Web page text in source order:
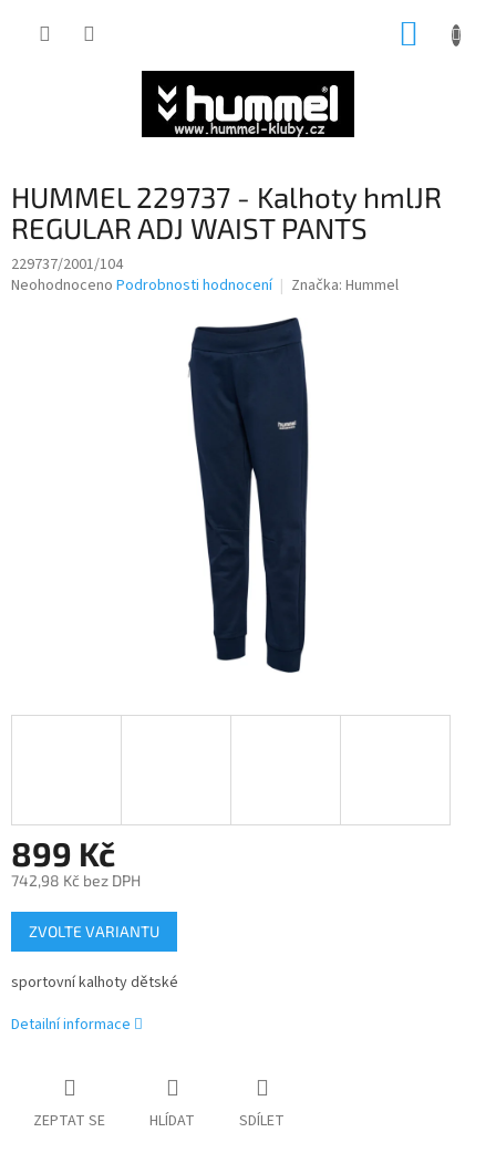
HUMMEL 229737 - Kalhoty hmlJR
REGULAR ADJ WAIST PANTS
229737/2001/104
Průměrné
Neohodnoceno Podrobnosti hodnocení Značka: Hummel
899 Kč
742,98 Kč bez DPH
Měrná
cena:
ZVOLTE VARIANTU
sportovní kalhoty dětské
Detailní informace
ZEPTAT SE HLÍDAT SDÍLET